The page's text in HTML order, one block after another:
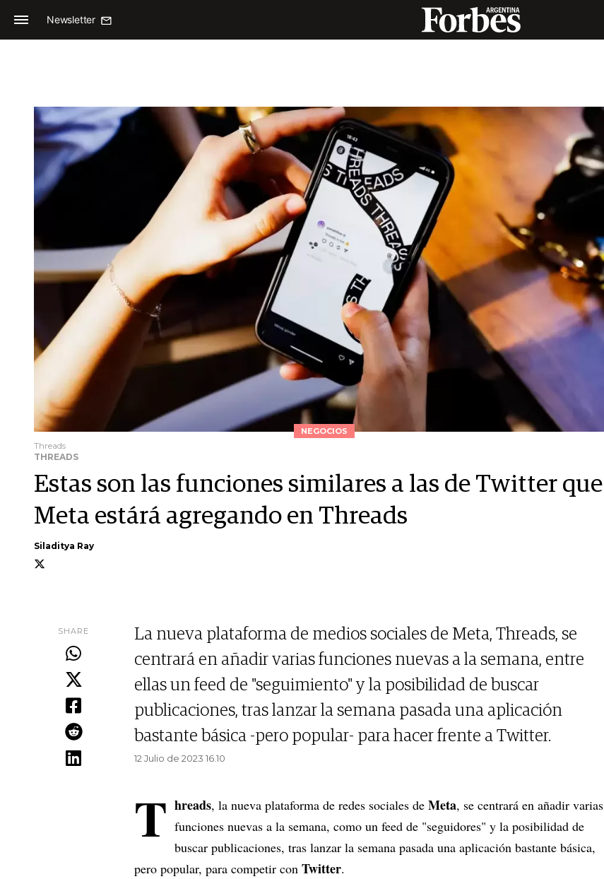
Newsletter
NEGOCIOS
Threads
THREADS
Estas son las funciones similares a las de Twitter que
Meta estárá agregando en Threads
Siladitya Ray
SHARE
La nueva plataforma de medios sociales de Meta, Threads, se
centrará en añadir varias funciones nuevas a la semana, entre
ellas un feed de "seguimiento" y la posibilidad de buscar
publicaciones, tras lanzar la semana pasada una aplicación
bastante básica -pero popular- para hacer frente a Twitter.
12 Julio de 2023 16.10
T hreads, la nueva plataforma de redes sociales de Meta, se centrará en añadir varias
funciones nuevas a la semana, como un feed de "seguidores" y la posibilidad de
buscar publicaciones, tras lanzar la semana pasada una aplicación bastante básica,
pero popular, para competir con Twitter.